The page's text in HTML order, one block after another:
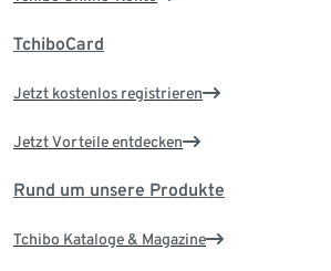
TchiboCard
Jetzt kostenlos registrieren
Jetzt Vorteile entdecken
Rund um unsere Produkte
Tchibo Kataloge & Magazine